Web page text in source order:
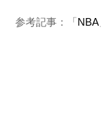
参考記事：「NBA